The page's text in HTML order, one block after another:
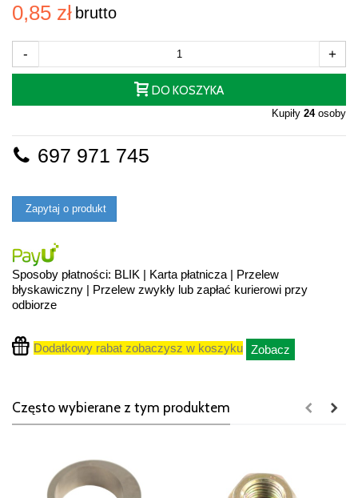
0,85 zł brutto
- +
DO KOSZYKA
Kupiły 24osoby
697 971 745
Zapytaj o produkt
Sposoby płatności: BLIK | Karta płatnicza | Przelew
błyskawiczny | Przelew zwykły lub zapłać kurierowi przy
odbiorze
Dodatkowy rabat zobaczysz w koszyku Zobacz
Często wybierane z tym produktem